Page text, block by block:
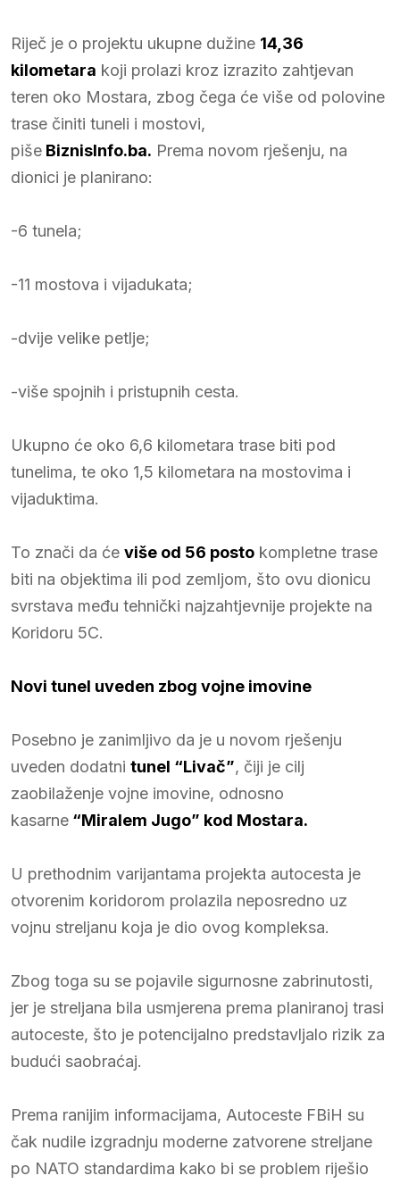
Riječ je o projektu ukupne dužine 14,36
kilometara koji prolazi kroz izrazito zahtjevan
teren oko Mostara, zbog čega će više od polovine
trase činiti tuneli i mostovi,
piše BiznisInfo.ba. Prema novom rješenju, na
dionici je planirano:
-6 tunela;
-11 mostova i vijadukata;
-dvije velike petlje;
-više spojnih i pristupnih cesta.
Ukupno će oko 6,6 kilometara trase biti pod
tunelima, te oko 1,5 kilometara na mostovima i
vijaduktima.
To znači da će više od 56 posto kompletne trase
biti na objektima ili pod zemljom, što ovu dionicu
svrstava među tehnički najzahtjevnije projekte na
Koridoru 5C.
Novi tunel uveden zbog vojne imovine
Posebno je zanimljivo da je u novom rješenju
uveden dodatni tunel “Livač”, čiji je cilj
zaobilaženje vojne imovine, odnosno
kasarne “Miralem Jugo” kod Mostara.
U prethodnim varijantama projekta autocesta je
otvorenim koridorom prolazila neposredno uz
vojnu streljanu koja je dio ovog kompleksa.
Zbog toga su se pojavile sigurnosne zabrinutosti,
jer je streljana bila usmjerena prema planiranoj trasi
autoceste, što je potencijalno predstavljalo rizik za
budući saobraćaj.
Prema ranijim informacijama, Autoceste FBiH su
čak nudile izgradnju moderne zatvorene streljane
po NATO standardima kako bi se problem riješio